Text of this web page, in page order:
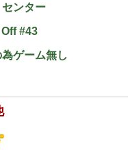
ンター
#43
ゲーム無し